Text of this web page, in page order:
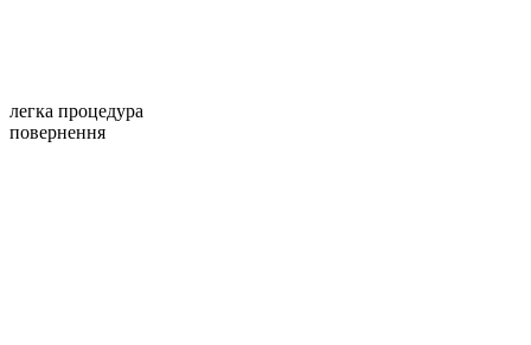
легка процедура
повернення